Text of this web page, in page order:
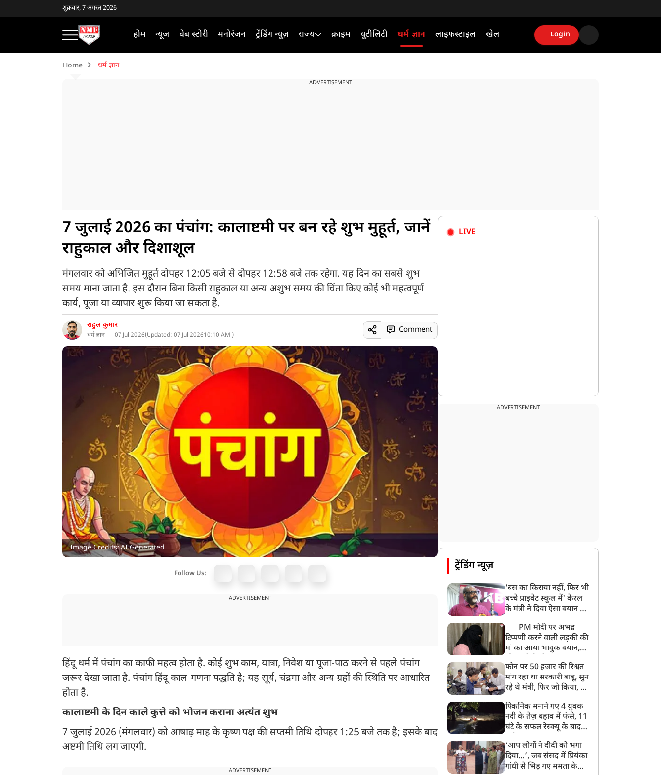
शुक्रवार, 7 अगस्त 2026
होम न्यूज वेब स्टोरी मनोरंजन ट्रेंडिंग न्यूज़ राज्य क्राइम यूटीलिटी धर्म ज्ञान लाइफस्टाइल खेल Login
Home धर्म ज्ञान
ADVERTISEMENT
7 जुलाई 2026 का पंचांग: कालाष्टमी पर बन रहे शुभ मुहूर्त, जानें
राहुकाल और दिशाशूल
मंगलवार को अभिजित मुहूर्त दोपहर 12:05 बजे से दोपहर 12:58 बजे तक रहेगा. यह दिन का सबसे शुभ
समय माना जाता है. इस दौरान बिना किसी राहुकाल या अन्य अशुभ समय की चिंता किए कोई भी महत्वपूर्ण
कार्य, पूजा या व्यापार शुरू किया जा सकता है.
राहुल कुमार
धर्म ज्ञान 07 Jul 2026(Updated: 07 Jul 202610:10 AM )
Comment
Image Credits: AI Generated
Follow Us:
ADVERTISEMENT
हिंदू धर्म में पंचांग का काफी महत्व होता है. कोई शुभ काम, यात्रा, निवेश या पूजा-पाठ करने से पहले पंचांग
जरूर देखा जाता है. पंचांग हिंदू काल-गणना पद्धति है; यह सूर्य, चंद्रमा और अन्य ग्रहों की स्थिति पर आधारित
होता है.
कालाष्टमी के दिन काले कुत्ते को भोजन कराना अत्यंत शुभ
7 जुलाई 2026 (मंगलवार) को आषाढ़ माह के कृष्ण पक्ष की सप्तमी तिथि दोपहर 1:25 बजे तक है; इसके बाद
अष्टमी तिथि लग जाएगी.
ADVERTISEMENT
LIVE
ADVERTISEMENT
ट्रेंडिंग न्यूज़
'बस का किराया नहीं, फिर भी
बच्चे प्राइवेट स्कूल में' केरल
के मंत्री ने दिया ऐसा बयान की
PM मोदी पर अभद्र
टिप्पणी करने वाली लड़की की
मां का आया भावुक बयान,
बेटी को गोद लें प्रधानमंत्री
फोन पर 50 हजार की रिश्वत
मांग रहा था सरकारी बाबू, सुन
रहे थे मंत्री, फिर जो किया, वो
पिकनिक मनाने गए 4 युवक
नदी के तेज़ बहाव में फंसे, 11
घंटे के सफल रेस्क्यू के बाद
‘आप लोगों ने दीदी को भगा
दिया…’, जब संसद में प्रियंका
गांधी से भिड़ गए ममता के